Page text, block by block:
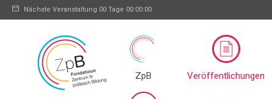
Nächste Veranstaltung 00 Tage 00:00:00
ZpB Veröffentlichungen